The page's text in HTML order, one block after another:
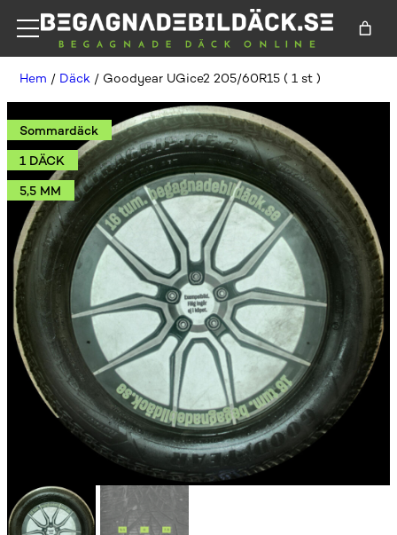
Hem / Däck / Goodyear UGice2 205/60R15 ( 1 st )
Sommardäck
1 DÄCK
5,5 MM